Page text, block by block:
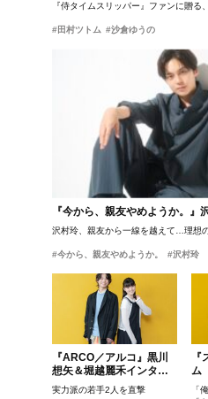
『侍タイムスリッパー』ファンに贈
#田村ツトム #沙倉ゆうの
『今から、親友やめようか。』
沢村玲、親友から一線を越えて…理想
#今から、親友やめようか。 #沢村玲
『ARCO／アルコ』黒川
想矢＆堀越麗禾インタビ
ュー
実力派の若手2人を直撃
ム
せ
「